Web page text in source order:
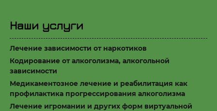
Наши услуги
Лечение зависимости от наркотиков
Кодирование от алкоголизма, алкогольной
зависимости
Медикаментозное лечение и реабилитация как
профилактика прогрессирования алкоголизма
Лечение игромании и других форм виртуальной